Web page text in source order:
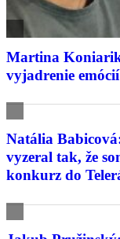
Martina
vyjadrenie
Natália
vyzeral tak, že
konkurz do